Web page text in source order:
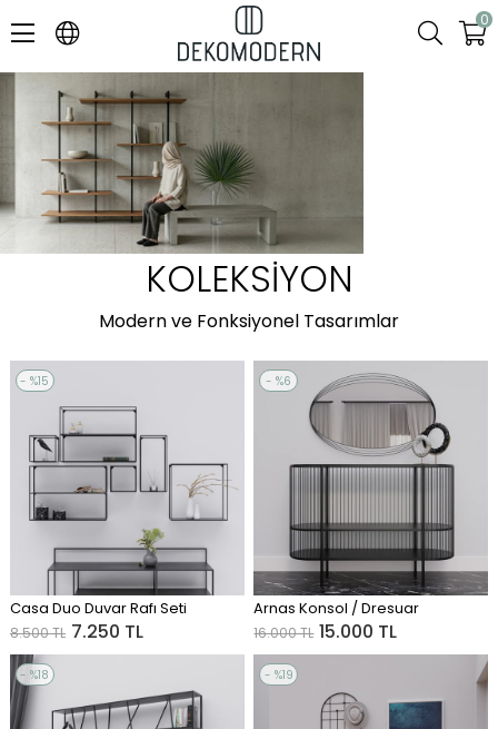
0
KOLEKSİYON
Modern ve Fonksiyonel Tasarımlar
ADD TO CART
%15
Casa Duo Duvar Rafı Seti
7.250 TL
8.500 TL
ADD TO CART
%6
Arnas Konsol / Dresuar
15.000 TL
16.000 TL
%18
Sale
%18Sale
%19